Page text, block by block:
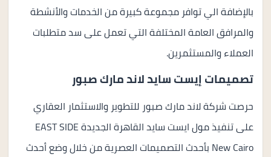
بالإضافة الي توافر مجموعة كبيرة من الخدمات والأنشطة
والمرافق العامة المختلفة التي تعمل على سد متطلبات
العملاء والمستثمرين.
تصميمات إيست سايد لاند مارك صبور
حرصت شركة لاند مارك صبور للتطوير والاستثمار العقاري
على تنفيذ مول ايست سايد القاهرة الجديدة EAST SIDE
New Cairo بأحدث التصميمات العصرية من خلال وضع أحدث